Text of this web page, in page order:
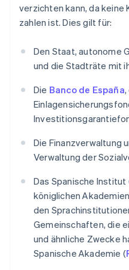
verzichten kann, da
zahlen ist. Dies gilt für:
Den Staat, autonome
und die Stadträte mit
Die Banco de España
Die Finanzverwaltung
Verwaltung der
Das Spanische Institut
königlichen
den
Gemeinschaften, die
und ähnliche Zwecke
Spanische Akademie (